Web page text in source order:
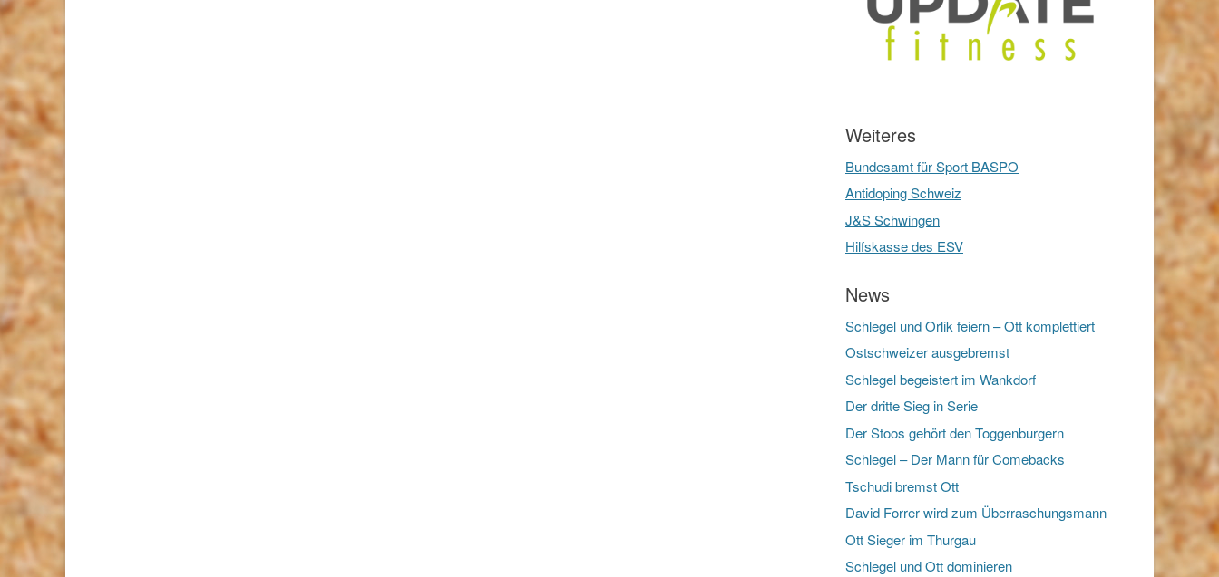
Weiteres
Bundesamt für Sport BASPO
Antidoping Schweiz
J&S Schwingen
Hilfskasse des ESV
News
Schlegel und Orlik feiern – Ott komplettiert
Ostschweizer ausgebremst
Schlegel begeistert im Wankdorf
Der dritte Sieg in Serie
Der Stoos gehört den Toggenburgern
Schlegel – Der Mann für Comebacks
Tschudi bremst Ott
David Forrer wird zum Überraschungsmann
Ott Sieger im Thurgau
Schlegel und Ott dominieren